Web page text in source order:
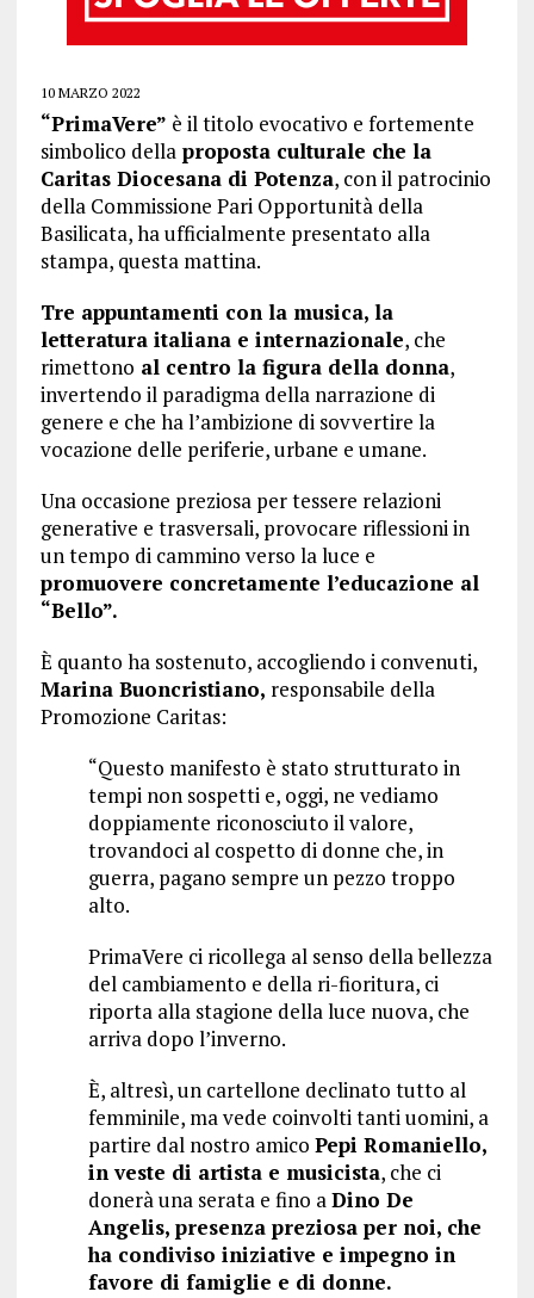
10 MARZO 2022
“PrimaVere” è il titolo evocativo e fortemente
simbolico dellaproposta culturale che la
Caritas Diocesana di Potenza, con il patrocinio
della Commissione Pari Opportunità della
Basilicata, ha ufficialmente presentato alla
stampa, questa mattina.
Tre appuntamenti con la musica, la
letteratura italiana e internazionale, che
rimettono al centro la figura della donna,
invertendo il paradigma della narrazione di
genere e che ha l’ambizione di sovvertire la
vocazione delle periferie, urbane e umane.
Una occasione preziosa per tessere relazioni
generative e trasversali, provocare riflessioni in
un tempo di cammino verso la luce e
promuovere concretamente l’educazione al
“Bello”.
È quanto ha sostenuto, accogliendo i convenuti,
Marina Buoncristiano, responsabile della
Promozione Caritas:
“Questo manifesto è stato strutturato in
tempi non sospetti e, oggi, ne vediamo
doppiamente riconosciuto il valore,
trovandoci al cospetto di donne che, in
guerra, pagano sempre un pezzo troppo
alto.
PrimaVere ci ricollega al senso della bellezza
del cambiamento e della ri-fioritura, ci
riporta alla stagione della luce nuova, che
arriva dopo l’inverno.
È, altresì, un cartellone declinato tutto al
femminile, ma vede coinvolti tanti uomini, a
partire dal nostro amico Pepi Romaniello,
in veste di artista e musicista, che ci
donerà una serata e fino aDino De
Angelis, presenza preziosa per noi, che
ha condiviso iniziative e impegno in
favore di famiglie e di donne.